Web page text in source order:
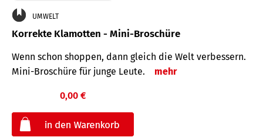
UMWELT
Korrekte Klamotten - Mini-Broschüre
Wenn schon shoppen, dann gleich die Welt verbessern.
Mini-Broschüre für junge Leute.
mehr
0,00 €